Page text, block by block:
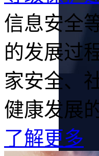
信息安全
的发展过
家安全、
健康发展
了解更多